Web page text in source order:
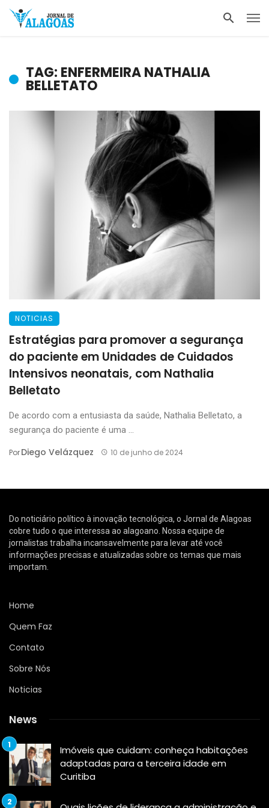
TAG: ENFERMEIRA NATHALIA
BELLETATO
NOTICIAS
Estratégias para promover a segurança
do paciente em Unidades de Cuidados
Intensivos neonatais, com Nathalia
Belletato
De acordo com a entusiasta da saúde, Nathalia Belletato, a
segurança do paciente é uma ...
PorDiego Velázquez 10 de junho de 2024
Do noticiário político à inovação tecnológica, o Jornal de Alagoas
cobre tudo o que interessa ao alagoano. Nossa equipe de
jornalistas trabalha incansavelmente para levar até você
informações precisas e atualizadas sobre os temas que mais
importam.
Home
Quem Faz
Contato
Sobre Nós
Noticias
News
Imóveis que cuidam: conheça habitações
adaptadas para a terceira idade em
Curitiba